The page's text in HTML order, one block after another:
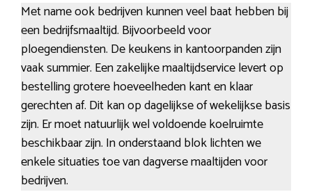
Met name ook bedrijven kunnen veel baat hebben bij
een bedrijfsmaaltijd. Bijvoorbeeld voor
ploegendiensten. De keukens in kantoorpanden zijn
vaak summier. Een zakelijke maaltijdservice levert op
bestelling grotere hoeveelheden kant en klaar
gerechten af. Dit kan op dagelijkse of wekelijkse basis
zijn. Er moet natuurlijk wel voldoende koelruimte
beschikbaar zijn. In onderstaand blok lichten we
enkele situaties toe van dagverse maaltijden voor
bedrijven.